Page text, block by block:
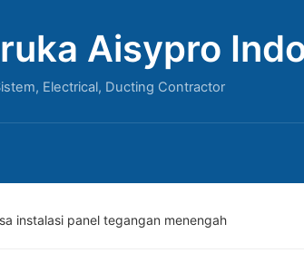
Aisypro
Electrical, Ducting Contractor
instalasi panel tegangan menengah